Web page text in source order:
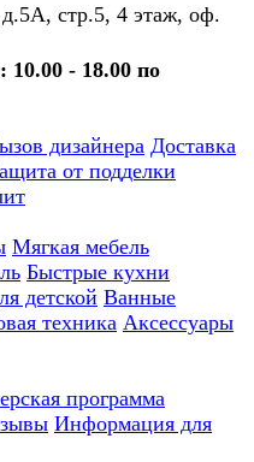
д.5А, стр.5, 4 этаж, оф.
10.00 - 18.00 по
дизайнера Доставка
от подделки
Мягкая мебель
Быстрые кухни
детской Ванные
техника Аксессуары
программа
Информация для